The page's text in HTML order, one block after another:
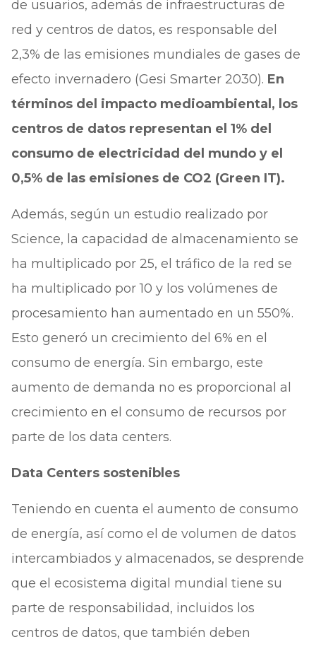
de usuarios, además de infraestructuras de
red y centros de datos, es responsable del
2,3% de las emisiones mundiales de gases de
efecto invernadero (Gesi Smarter 2030). En
términos del impacto medioambiental, los
centros de datos representan el 1% del
consumo de electricidad del mundo y el
0,5% de las emisiones de CO2 (Green IT).
Además, según un estudio realizado por
Science, la capacidad de almacenamiento se
ha multiplicado por 25, el tráfico de la red se
ha multiplicado por 10 y los volúmenes de
procesamiento han aumentado en un 550%.
Esto generó un crecimiento del 6% en el
consumo de energía. Sin embargo, este
aumento de demanda no es proporcional al
crecimiento en el consumo de recursos por
parte de los data centers.
Data Centers sostenibles
Teniendo en cuenta el aumento de consumo
de energía, así como el de volumen de datos
intercambiados y almacenados, se desprende
que el ecosistema digital mundial tiene su
parte de responsabilidad, incluidos los
centros de datos, que también deben